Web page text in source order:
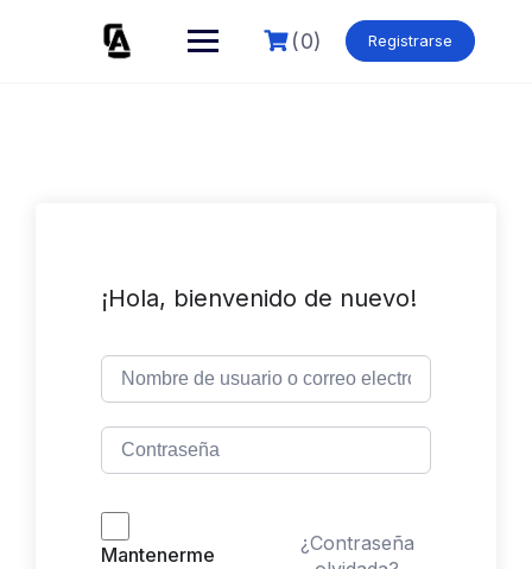
(0) Registrarse
¡Hola, bienvenido de nuevo!
Mantenerme
¿Contraseña